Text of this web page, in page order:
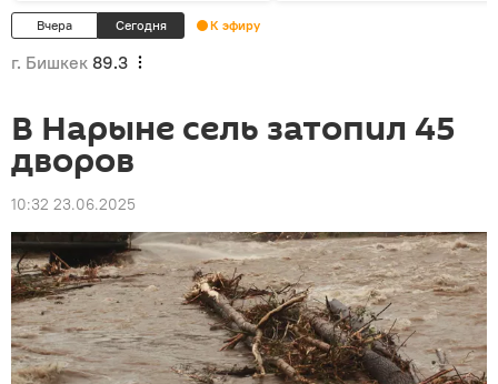
Вчера Сегодня К эфиру
г. Бишкек 89.3
В Нарыне сель затопил 45
дворов
10:32 23.06.2025